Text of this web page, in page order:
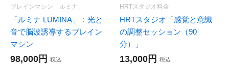
ブレインマシン「ルミナ」
「ルミナ LUMINA」：光と
音で脳波誘導するブレイン
マシン
98,000円
税込
HRTスタジオ料金
HRTスタジオ「感覚と意識
の調整セッション（90
分）」
13,000円
税込